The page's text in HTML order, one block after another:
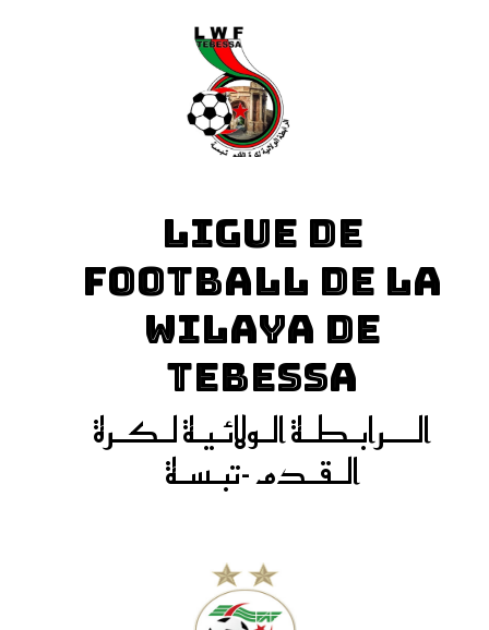
LIGUE DE
FOOTBALL DE LA
WILAYA DE
TEBESSA
الـــرابـطـة الـولائـيـة لـكـرة
الـقـدم -تبـسـة